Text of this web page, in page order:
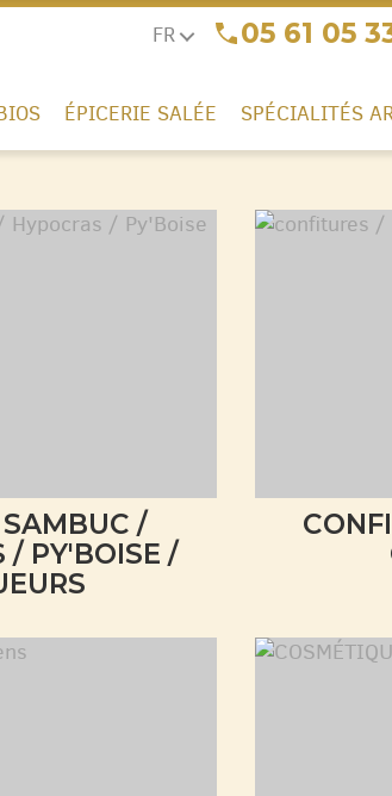
FR 05 61 05
ÉPICERIE SALÉE SPÉCIALITÉS
SAMBUC /
/ PY'BOISE /